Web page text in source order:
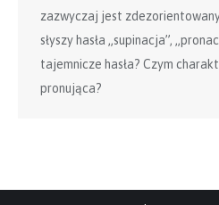
zazwyczaj jest
słyszy hasła „supinacja”,
tajemnicze hasła? Czym
pronująca?